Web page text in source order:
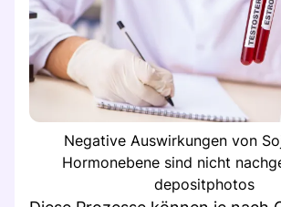
Negative Auswirkungen von
Hormonebene sind nicht
depositphotos